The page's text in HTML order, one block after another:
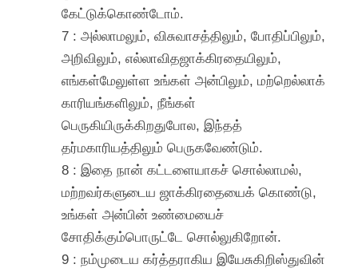
கேட்டுக்கொண்டோம்.
7 : அல்லாமலும், விசுவாசத்திலும், போதிப்பிலும்,
அறிவிலும், எல்லாவிதஜாக்கிரதையிலும்,
எங்கள்மேலுள்ள உங்கள் அன்பிலும், மற்றெல்லாக்
காரியங்களிலும், நீங்கள்
பெருகியிருக்கிறதுபோல, இந்தத்
தர்மகாரியத்திலும் பெருகவேண்டும்.
8 : இதை நான் கட்டளையாகச் சொல்லாமல்,
மற்றவர்களுடைய ஜாக்கிரதையைக் கொண்டு,
உங்கள் அன்பின் உண்மையைச்
சோதிக்கும்பொருட்டே சொல்லுகிறோன்.
9 : நம்முடைய கர்த்தராகிய இயேசுகிறிஸ்துவின்